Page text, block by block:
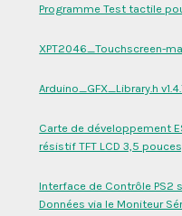
Programme Test tactile
XPT2046_Touchscreen-
Arduino_GFX_Library.h
Carte de développement
résistif TFT LCD 3,5
Interface de Contrôle PS2
Données via le Moniteur